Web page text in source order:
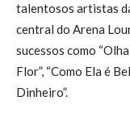
talentosos artistas
central do Arena
sucessos como “
Flor”, “Como Ela é
Dinheiro”.